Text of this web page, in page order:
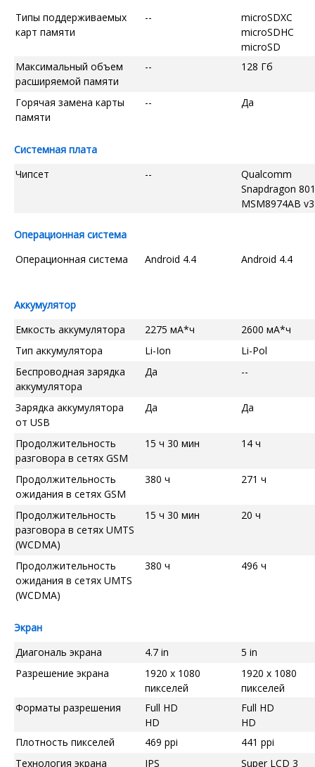
Типы поддерживаемых
карт памяти
--
microSDXC
microSDHC
microSD
Максимальный объем
расширяемой памяти
-- 128 Гб
Горячая замена карты
памяти
-- Да
Системная плата
Чипсет
--
Qualcomm
Snapdragon 801
MSM8974AB v3
Операционная система
Операционная система
Android 4.4 Android 4.4
Аккумулятор
Емкость аккумулятора
2275 мА*ч
2600 мА*ч
Тип аккумулятора
Li-Ion
Li-Pol
Беспроводная зарядка
аккумулятора
Да --
Зарядка аккумулятора
от USB
Да Да
Продолжительность
разговора в сетях GSM
15 ч 30 мин 14 ч
Продолжительность
ожидания в сетях GSM
380 ч 271 ч
Продолжительность
разговора в сетях UMTS
(WCDMA)
15 ч 30 мин 20 ч
Продолжительность
ожидания в сетях UMTS
(WCDMA)
380 ч 496 ч
Экран
Диагональ экрана
4.7 in
5 in
Разрешение экрана
1920 x 1080
пикселей
1920 x 1080
пикселей
Форматы разрешения
Full HD
HD
Full HD
HD
Плотность пикселей
469 ppi
441 ppi
Технология экрана
IPS Super LCD 3